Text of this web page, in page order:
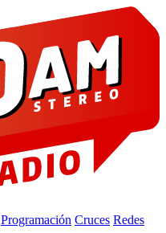
Programación Cruces Redes